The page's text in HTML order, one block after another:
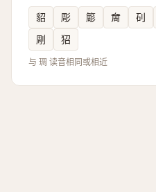
貂 彫 簓 奝 矵
㓮
㹦
与 琱 读音相同或相近